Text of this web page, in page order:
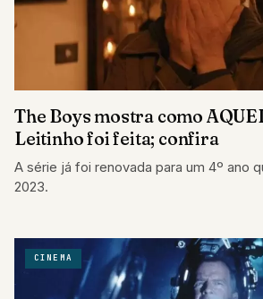
The Boys mostra como
Leitinho foi feita; confira
A série já foi renovada para um 4º ano
2023.
CINEMA